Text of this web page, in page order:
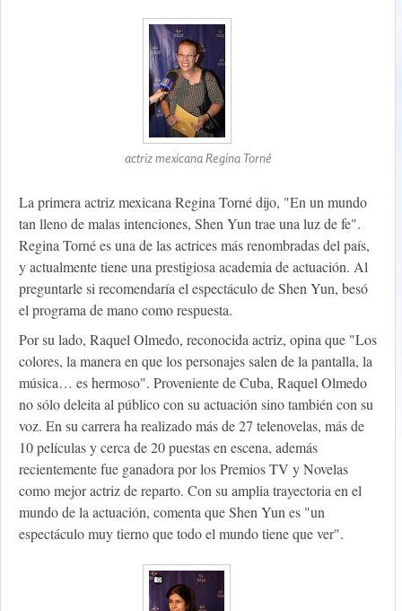
actriz mexicana Regina Torné
La primera actriz mexicana Regina Torné dijo, "En un mundo
tan lleno de malas intenciones, Shen Yun trae una luz de fe".
Regina Torné es una de las actrices más renombradas del país,
y actualmente tiene una prestigiosa academia de actuación. Al
preguntarle si recomendaría el espectáculo de Shen Yun, besó
el programa de mano como respuesta.
Por su lado, Raquel Olmedo, reconocida actriz, opina que "Los
colores, la manera en que los personajes salen de la pantalla, la
música… es hermoso". Proveniente de Cuba, Raquel Olmedo
no sólo deleita al público con su actuación sino también con su
voz. En su carrera ha realizado más de 27 telenovelas, más de
10 películas y cerca de 20 puestas en escena, además
recientemente fue ganadora por los Premios TV y Novelas
como mejor actriz de reparto. Con su amplia trayectoria en el
mundo de la actuación, comenta que Shen Yun es "un
espectáculo muy tierno que todo el mundo tiene que ver".